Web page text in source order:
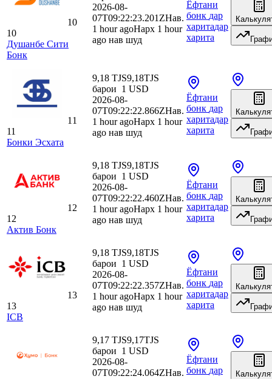
10
10
Душанбе Сити
Бонк
2026-08-
07T09:22:23.201ZНав.
1 hour agoНарх 1 hour
ago нав шуд
Ёфтани
бонк дар
харитадар
харита
11
11
Бонки Эсхата
9,18 TJS9,18TJS
барои 1 USD
2026-08-
07T09:22:22.866ZНав.
1 hour agoНарх 1 hour
ago нав шуд
Ёфтани
бонк дар
харитадар
харита
12
12
Актив Бонк
9,18 TJS9,18TJS
барои 1 USD
2026-08-
07T09:22:22.460ZНав.
1 hour agoНарх 1 hour
ago нав шуд
Ёфтани
бонк дар
харитадар
харита
13
13
ICB
9,18 TJS9,18TJS
барои 1 USD
2026-08-
07T09:22:22.357ZНав.
1 hour agoНарх 1 hour
ago нав шуд
Ёфтани
бонк дар
харитадар
харита
9,17 TJS9,17TJS
барои 1 USD
2026-08-
07T09:22:24.064ZНав.
Ёфтани
бонк дар